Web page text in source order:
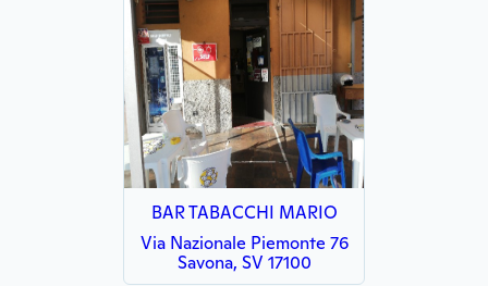
BAR TABACCHI MARIO
Via Nazionale Piemonte 76
Savona, SV 17100